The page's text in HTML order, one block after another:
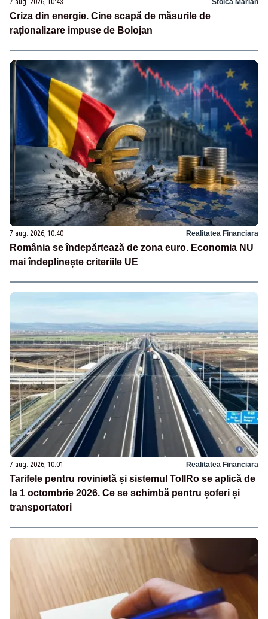
7 aug. 2026, 10:43 Stoica Marian
Criza din energie. Cine scapă de măsurile de
raționalizare impuse de Bolojan
7 aug. 2026, 10:40 Realitatea Financiara
România se îndepărtează de zona euro. Economia NU
mai îndeplinește criteriile UE
7 aug. 2026, 10:01 Realitatea Financiara
Tarifele pentru rovinietă și sistemul TollRo se aplică de
la 1 octombrie 2026. Ce se schimbă pentru șoferi și
transportatori